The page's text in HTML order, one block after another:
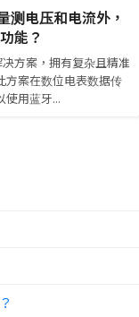
电压和电流外，
能？
方案，拥有复杂且精准
方案在数位电表数据传
使用蓝牙...